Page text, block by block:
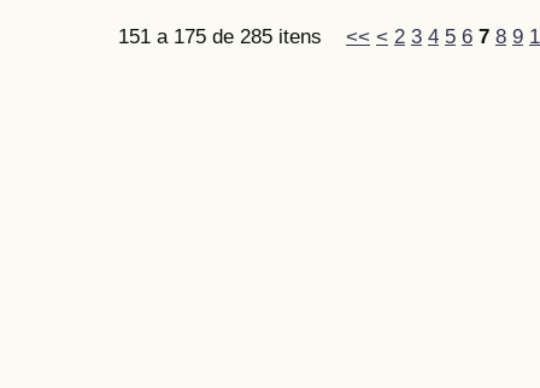
151 a 175 de 285 itens << < 2 3 4 5 6 7 8 9